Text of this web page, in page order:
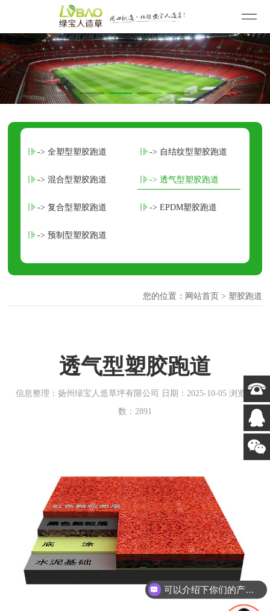
-> 全塑型塑胶跑道 -> 自结纹型塑胶跑道
-> 混合型塑胶跑道 -> 透气型塑胶跑道
-> 复合型塑胶跑道 -> EPDM塑胶跑道
-> 预制型塑胶跑道
您的位置： 网站首页> 塑胶跑道
透气型塑胶跑道
信息整理：扬州绿宝人造草坪有限公司 日期：2025-10-05 浏览次
数：2891
可以介绍下你们的产品么